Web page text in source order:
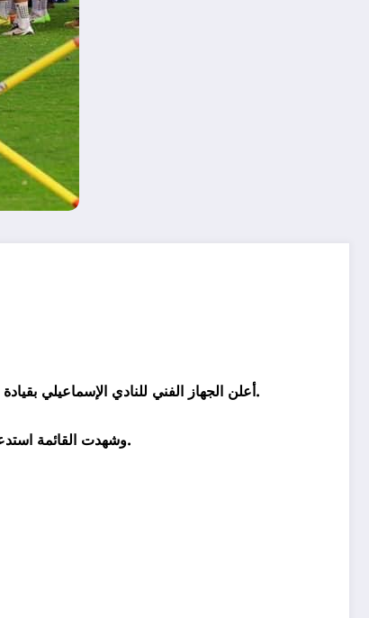
أعلن الجهاز الفني للنادي الإسماعيلي بقيادة ايهاب جلال عن قائمة الفريق لمواجهة نادي زد اف سي غد الثلاثاء في إطار منافسات الجولة الأولى من منافسات الدوري المصري الممتاز.
وشهدت القائمة استدعاء 24 لاعبًا من بينهم عدد كبير من الوجوه الصاعده، كما يتواجد الدولي التوجولي ياو أنور على الرغم من وصوله متأخرًا فترة إعداد الفريق.